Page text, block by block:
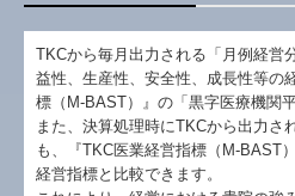
TKCから毎月出力される「月例経営
益性、生産性、安全性、成長性等の
標（M-BAST）』の「黒字医療機関
また、決算処理時にTKCから出力さ
も、『TKC医業経営指標（M-BAST
経営指標と比較できます。